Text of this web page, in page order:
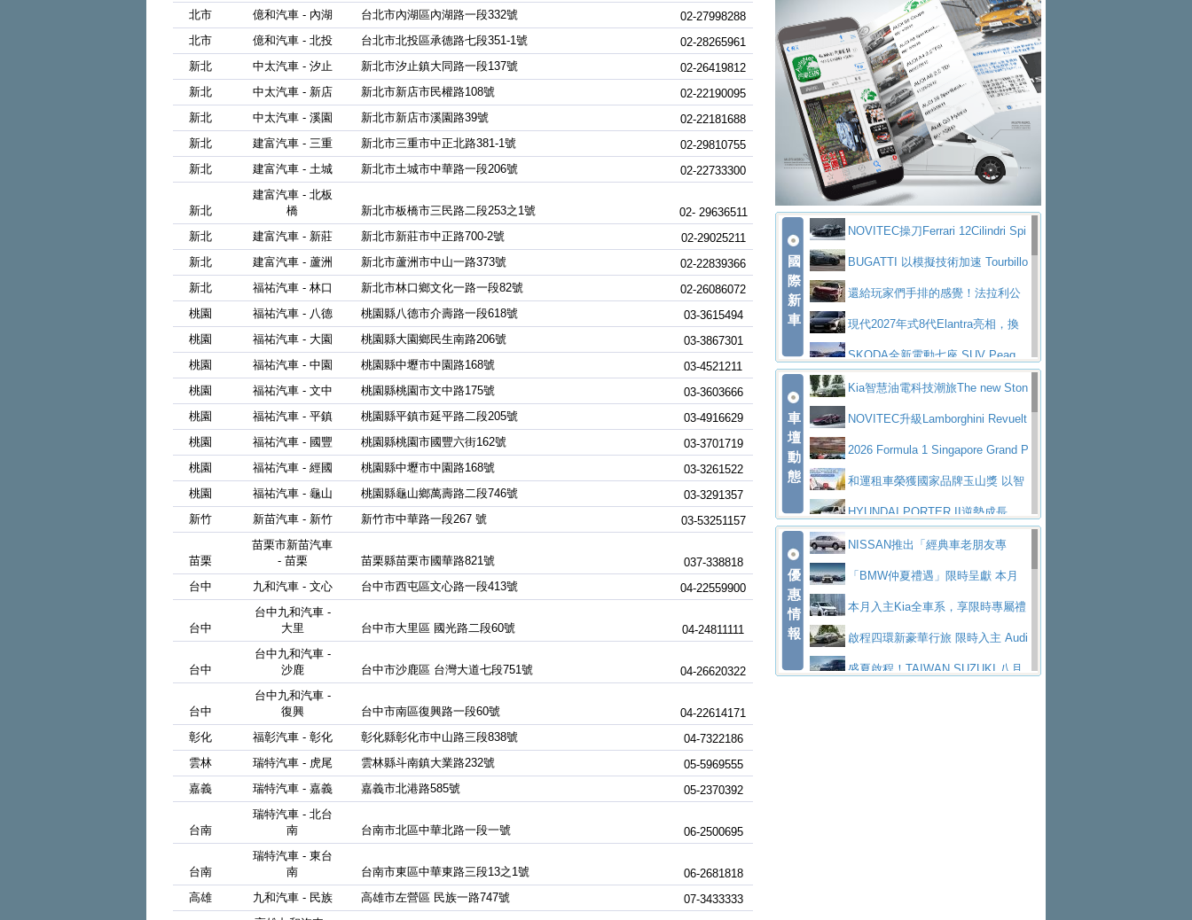
北市
億和汽車 - 內湖 台北市內湖區內湖路一段332號
02-27998288
北市
億和汽車 - 北投 台北市北投區承德路七段351-1號
02-28265961
新北
中太汽車 - 汐止 新北市汐止鎮大同路一段137號
02-26419812
新北
中太汽車 - 新店 新北市新店市民權路108號
02-22190095
新北
中太汽車 - 溪園 新北市新店市溪園路39號
02-22181688
新北
建富汽車 - 三重 新北市三重市中正北路381-1號
02-29810755
新北
建富汽車 - 土城 新北市土城市中華路一段206號 02-22733300
新北
建富汽車 - 北板
橋
新北市板橋市三民路二段253之1號
02- 29636511
新北
建富汽車 - 新莊 新北市新莊市中正路700-2號
02-29025211
新北
建富汽車 - 蘆洲 新北市蘆洲市中山一路373號
02-22839366
新北
福祐汽車 - 林口 新北市林口鄉文化一路一段82號
02-26086072
桃園
福祐汽車 - 八德 桃園縣八德市介壽路一段618號
03-3615494
桃園
福祐汽車 - 大園 桃園縣大園鄉民生南路206號
03-3867301
桃園
福祐汽車 - 中園 桃園縣中壢市中園路168號
03-4521211
桃園
福祐汽車 - 文中 桃園縣桃園市文中路175號
03-3603666
桃園
福祐汽車 - 平鎮 桃園縣平鎮市延平路二段205號
03-4916629
桃園
福祐汽車 - 國豐 桃園縣桃園市國豐六街162號
03-3701719
桃園
福祐汽車 - 經國 桃園縣中壢市中園路168號
03-3261522
桃園
福祐汽車 - 龜山 桃園縣龜山鄉萬壽路二段746號
03-3291357
新竹
新苗汽車 - 新竹 新竹市中華路一段267 號 03-53251157
苗栗
苗栗市新苗汽車
- 苗栗
苗栗縣苗栗市國華路821號
037-338818
台中
九和汽車 - 文心 台中市西屯區文心路一段413號 04-22559900
台中
台中九和汽車 -
大里
台中市大里區 國光路二段60號 04-24811111
台中
台中九和汽車 -
沙鹿
台中市沙鹿區 台灣大道七段751號 04-26620322
台中
台中九和汽車 -
復興
台中市南區復興路一段60號
04-22614171
彰化
福彰汽車 - 彰化 彰化縣彰化市中山路三段838號
04-7322186
雲林
瑞特汽車 - 虎尾 雲林縣斗南鎮大業路232號
05-5969555
嘉義
瑞特汽車 - 嘉義 嘉義市北港路585號 05-2370392
台南
瑞特汽車 - 北台
南
台南市北區中華北路一段一號 06-2500695
台南
瑞特汽車 - 東台
南
台南市東區中華東路三段13之1號
06-2681818
高雄
九和汽車 - 民族 高雄市左營區 民族一路747號
07-3433333
心開幕啟用
救助器材車買氣不衰、SUZUKI經銷商勇於開啟
全新大店，新北都鈴木占地500坪土城旗艦
展示中心開幕
2025第七屆ISUZU運轉職人挑戰賽
熱血登場 展現極致車技與專業職人精神
H2GP世界總決賽圓滿落幕 台灣團
隊表現精彩淨零減碳指標性應用 純電動水泥預
拌車 消防車除了滅火裝備還需要什麼？
一探SITRAK “準” 消防車的究竟
大益金龍初試啼聲，汽柴油5噸貨車
不是對手正宗年鑑2025年全球自動車年鑑1月
下旬問世！2024第六屆ISUZU運轉職人挑戰賽
首度前進南台灣熱烈開戰
豪華電能休旅新星 Audi Q4 Sportba
ck 55 e-tron S lineScania Taiwan 逆風而行，加深力
道投資布局
休旅 87kWh電池續航超過600公里
全新BMW 318i Touring豪華旅行車
全台限量200台 進化現型
不等零關稅的紅利，Jeep品牌今日
起展開首批車交車Volvo EX60 即將叩關，靜肅性、底
盤與數位介面搶先揭露
Audi Q9 將於 2026 年底上市 旗艦
大型 SUV 鎖定七人座豪華市場
BMW攜手漫威電影【蜘蛛人：重生
日】 Skoda 發表全新 Peaq 內裝：七人
座純電旗艦 SUV，行李廂最大可達 935 公
升
全新純電 Mercedes-Benz C 400 4
MATIC Electric 登場
奢華與科技大躍進，MAZDA全新3
代CX-5全方位進化提前亮相並展開預售94.9
萬起
馬自達公布 2027 年式 MX-5 更
新，新增 Yakudo 特別版
Skoda Peaq 發表全新電動動力系
統 最長續航逾 640 公里、支援雙向供電
BMW M2 首度導入 xDrive 四驅，
美國與瑞士需求成關鍵推手
The all-new T-Roc 魅力 自成焦點
Maserati GT2 Stradale「Tribute to
MC12」全球首度亮相
迎接 RANGE ROVER 品牌家族第
五位成員 全新 RANGE ROVER GT 預告登
場
造型華麗時尚、科技座艙再進化，P
eugeot 208小改款發表上市94.8萬起
國
際
新
車
NOVITEC操刀Ferrari 12Cilindri Spi
der 碳纖維空力、鍛造輪圈與Inconel排氣
上身
BUGATTI 以模擬技術加速 Tourbillo
n 動態開發還給玩家們手排的感覺！法拉利公
布12Cilidri Manaule手排超跑產品細節
現代2027年式8代Elantra亮相，換
裝更銳利的造型、更先進的資訊娛樂系統及
更高效的動力
SKODA全新電動七座 SUV Peaq
問世，擁有品牌史上最寬敞且豪華的座艙
AUDI推出首款高性能油電超跑Nuvo
lari，0到100公里加速2.6秒、極速350公里
／小時
百年三叉戟傳奇再啟程 Maserati 重
返 1000 Miglia 傳承競速榮耀
法拉利首款純電跑車Luce亮相，最
大馬力超過1000匹並具備530公里最大續航
里程
小車大空間、座艙科技更先進，SK
ODA發表全新純電跨界休旅Eipq祭平民化車
價89萬起
賓士AMG.EA專屬平台首作，Merc
edes-AMG 全新GT 4-Door Coupe全球首發
福斯推出首款GTI純電性能掀背ID.
Polo GTI，擁有226匹馬力和零百加速 6.8
秒的實力
Jaguar 公布四門 GT車款正式車名
為JAGUAR TYPE 01
終於跟上進度，LEXUS發表首款三
排六座純電旗艦休旅 TZ
有錢也買不到的Golf R！福斯打造
全新Golf R 24h賽車將挑戰紐柏林24小時耐
SKODA公布全新小型純電跨界休旅
車
壇
動
態
Kia智慧油電科技潮旅The new Ston
ic 1-7月累計銷量創歷史新高
NOVITEC升級Lamborghini Revuelt
o 綜效輸出增至1,048匹
2026 Formula 1 Singapore Grand P
rix 新加坡大獎賽 Audi 極速之旅開放報名
和運租車榮獲國家品牌玉山獎 以智
慧移動與綠能創新
HYUNDAI PORTER II逆勢成長，
勇奪中型貨車銷售冠軍
父親節霸氣獻禮！PGO 威力125 最
低入手價 $60,900 起 省油ｘ安全ｘ大空間
陪爸爸輕鬆
福斯商旅挺頭家 推出「德系質感 精
算圓夢」專案yundai推出AllDayEnergy能源服
務 讓電動車化身行動儲能系統
NISSAN X-TRAIL 上市首月銷量
躋身同級前3名Toyota歐洲純電車銷量翻倍 2026
優
惠
情
報
NISSAN推出「經典車老朋友專
案」 以匠人精神煥新珍品座駕
「BMW仲夏禮遇」限時呈獻 本月
入主即享尊榮豪華五星假期 多元優購方案
同步實施
本月入主Kia全車系，享限時專屬禮
遇 啟程四環新豪華行旅 限時入主 Audi
A6 旗艦陣容 低月付5,888元起及3 年乙式險
盛夏啟程！TAIWAN SUZUKI 八月